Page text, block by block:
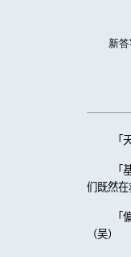
新
「
们既然
「
（吴）